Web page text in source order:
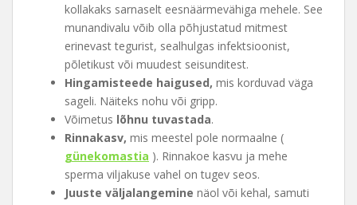
kollakaks sarnaselt eesnäärmevähiga mehele. See
munandivalu võib olla põhjustatud mitmest
erinevast tegurist, sealhulgas infektsioonist,
põletikust või muudest seisunditest.
Hingamisteede haigused, mis korduvad väga
sageli. Näiteks nohu või gripp.
Võimetus lõhnu tuvastada.
Rinnakasv, mis meestel pole normaalne (
günekomastia ). Rinnakoe kasvu ja mehe
sperma viljakuse vahel on tugev seos.
Juuste väljalangemine näol või kehal, samuti